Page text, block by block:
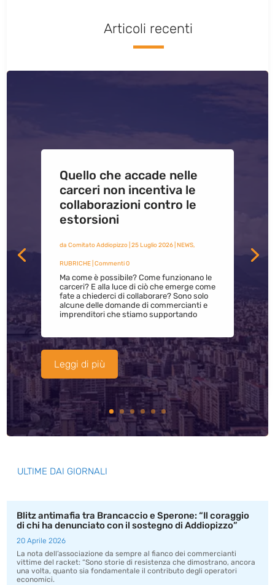
Articoli recenti
Quello che accade nelle
carceri non incentiva le
collaborazioni contro le
estorsioni
da Comitato Addiopizzo| 25 Luglio 2026| NEWS,
RUBRICHE| Commenti 0
Ma come è possibile? Come funzionano le
carceri? E alla luce di ciò che emerge come
fate a chiederci di collaborare? Sono solo
alcune delle domande di commercianti e
imprenditori che stiamo supportando
Leggi di più
ULTIME DAI GIORNALI
Blitz antimafia tra Brancaccio e Sperone: “Il coraggio
di chi ha denunciato con il sostegno di Addiopizzo”
20 Aprile 2026
La nota dell’associazione da sempre al fianco dei commercianti
vittime del racket: “Sono storie di resistenza che dimostrano, ancora
una volta, quanto sia fondamentale il contributo degli operatori
economici.